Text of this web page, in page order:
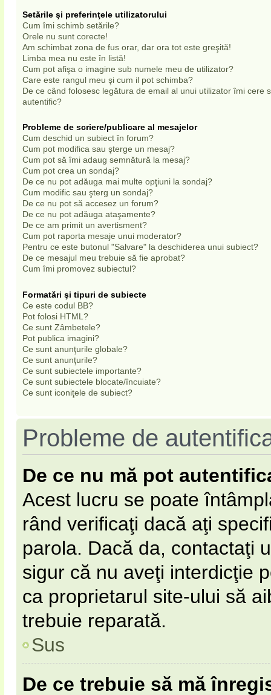
Setările şi preferinţele utilizatorului
Cum îmi schimb setările?
Orele nu sunt corecte!
Am schimbat zona de fus orar, dar ora tot este greşită!
Limba mea nu este în listă!
Cum pot afişa o imagine sub numele meu de utilizator?
Care este rangul meu şi cum il pot schimba?
De ce când folosesc legătura de email al unui utilizator îmi cere
autentific?
Probleme de scriere/publicare al mesajelor
Cum deschid un subiect în forum?
Cum pot modifica sau şterge un mesaj?
Cum pot să îmi adaug semnătură la mesaj?
Cum pot crea un sondaj?
De ce nu pot adăuga mai multe opţiuni la sondaj?
Cum modific sau şterg un sondaj?
De ce nu pot să accesez un forum?
De ce nu pot adăuga ataşamente?
De ce am primit un avertisment?
Cum pot raporta mesaje unui moderator?
Pentru ce este butonul "Salvare" la deschiderea unui subiect?
De ce mesajul meu trebuie să fie aprobat?
Cum îmi promovez subiectul?
Formatări şi tipuri de subiecte
Ce este codul BB?
Pot folosi HTML?
Ce sunt Zâmbetele?
Pot publica imagini?
Ce sunt anunţurile globale?
Ce sunt anunţurile?
Ce sunt subiectele importante?
Ce sunt subiectele blocate/încuiate?
Ce sunt iconiţele de subiect?
Probleme de
De ce nu mă pot
Acest lucru se poate
rând verificaţi dacă aţi
parola. Dacă da, contactaţi
sigur că nu aveţi interdicţie
ca proprietarul site-ului să
trebuie reparată.
Sus
De ce trebuie să mă